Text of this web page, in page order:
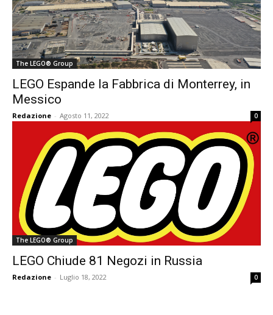
The LEGO® Group
LEGO Espande la Fabbrica di Monterrey, in
Messico
Redazione - Agosto 11, 2022 0
The LEGO® Group
LEGO Chiude 81 Negozi in Russia
Redazione - Luglio 18, 2022 0